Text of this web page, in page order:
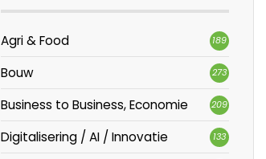
Agri & Food 189
Bouw 273
Business to Business, Economie 209
Digitalisering / AI / Innovatie 133